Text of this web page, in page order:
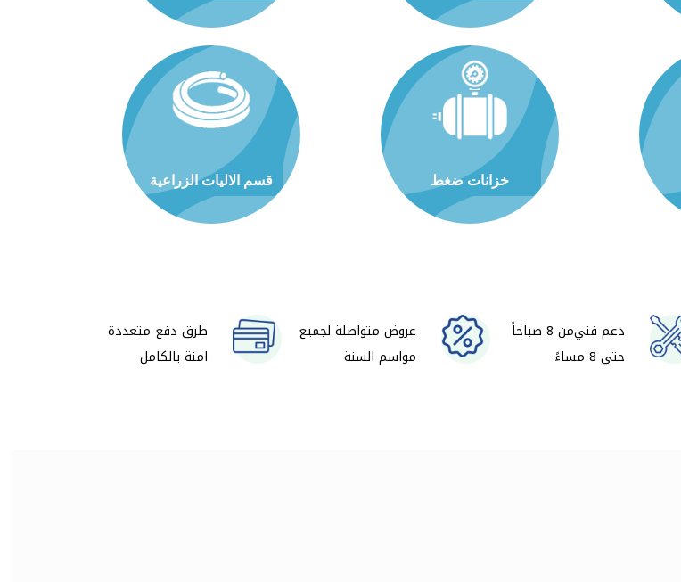
خزانات ضغط قسم الاليات الزراعية
دعم فني من 8 صباحاً
حتى 8 مساءً
عروض متواصلة لجميع
مواسم السنة
طرق دفع متعددة
امنة بالكامل